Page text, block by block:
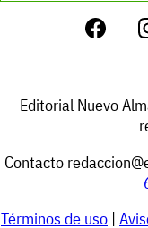
Editorial Nuevo
Contacto
Términos de uso |